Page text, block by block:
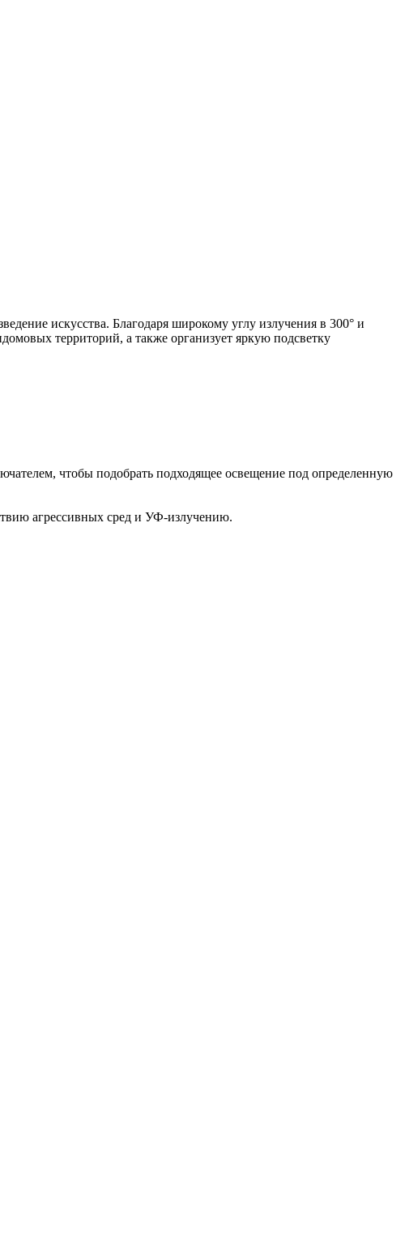
искусства. Благодаря широкому углу излучения в 300° и
территорий, а также организует яркую подсветку
чтобы подобрать подходящее освещение под определенную
агрессивных сред и УФ-излучению.